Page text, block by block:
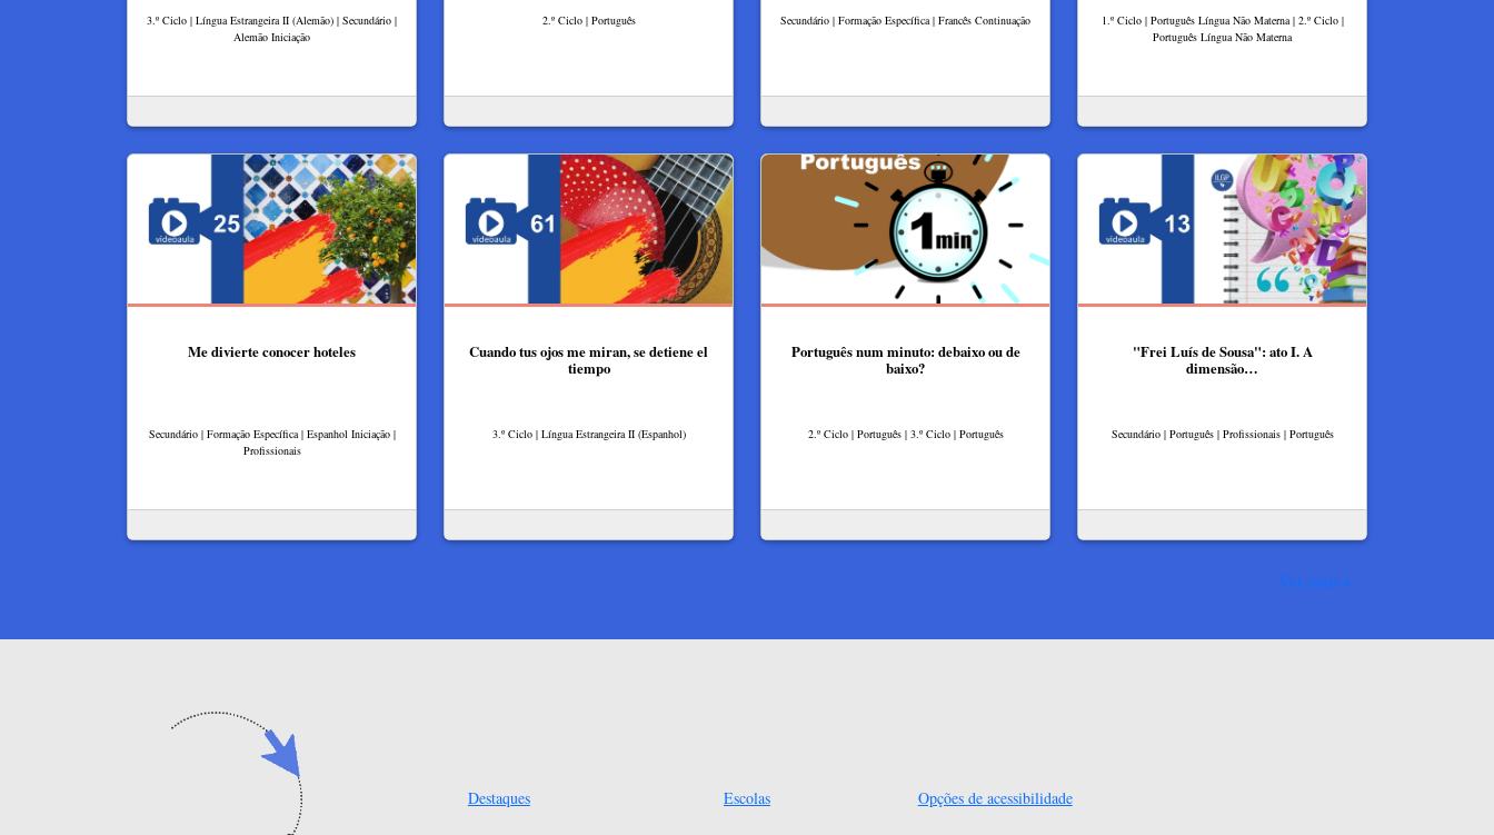
3.º Ciclo | Língua Estrangeira II (Alemão) | Secundário |
Alemão Iniciação
2.º Ciclo | Português Secundário | Formação Específica | Francês Continuação
1.º Ciclo | Português Língua Não Materna | 2.º Ciclo |
Português Língua Não Materna
Me divierte conocer hoteles
Secundário | Formação Específica | Espanhol Iniciação |
Profissionais
Cuando tus ojos me miran, se detiene el
tiempo
3.º Ciclo | Língua Estrangeira II (Espanhol)
Português num minuto: debaixo ou de
baixo?
2.º Ciclo | Português | 3.º Ciclo | Português
"Frei Luís de Sousa": ato I. A
dimensão…
Secundário | Português | Profissionais | Português
Ver mais
Destaques
Escolas
Opções de acessibilidade